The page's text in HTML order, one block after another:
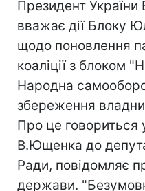
Президент
вважає дії Блоку
щодо поновлення
коаліції з блоком
Народна
збереження
Про це говориться
В.Ющенка до
Ради, повідомляє
держави.